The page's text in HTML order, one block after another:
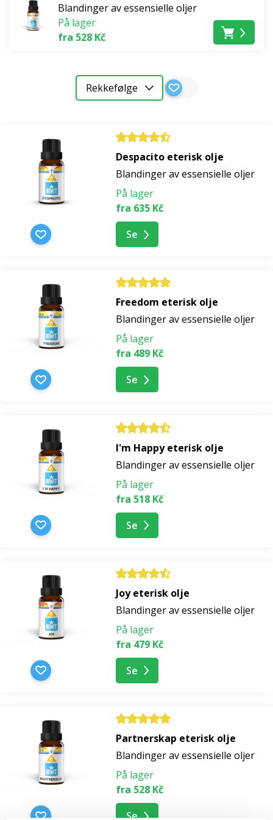
Blandinger av essensielle oljer
På lager
fra 528 Kč
Rekkefølge
Despacito eterisk olje
Blandinger av essensielle oljer
På lager
fra 635 Kč
Se
Freedom eterisk olje
Blandinger av essensielle oljer
På lager
fra 489 Kč
Se
I'm Happy eterisk olje
Blandinger av essensielle oljer
På lager
fra 518 Kč
Se
Joy eterisk olje
Blandinger av essensielle oljer
På lager
fra 479 Kč
Se
Partnerskap eterisk olje
Blandinger av essensielle oljer
På lager
fra 528 Kč
Se